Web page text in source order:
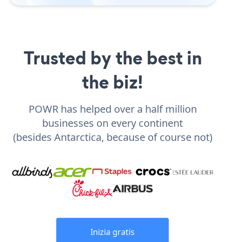
Trusted by the best in
the biz!
POWR has helped over a half million
businesses on every continent
(besides Antarctica, because of course not)
Inizia gratis